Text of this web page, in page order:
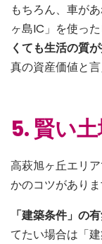
もちろん、車が
ヶ島IC」を使っ
くても生活の質
真の資産価値と言
5. 賢い
高萩旭ヶ丘エリ
かのコツがありま
「建築条件」の
てたい場合は「